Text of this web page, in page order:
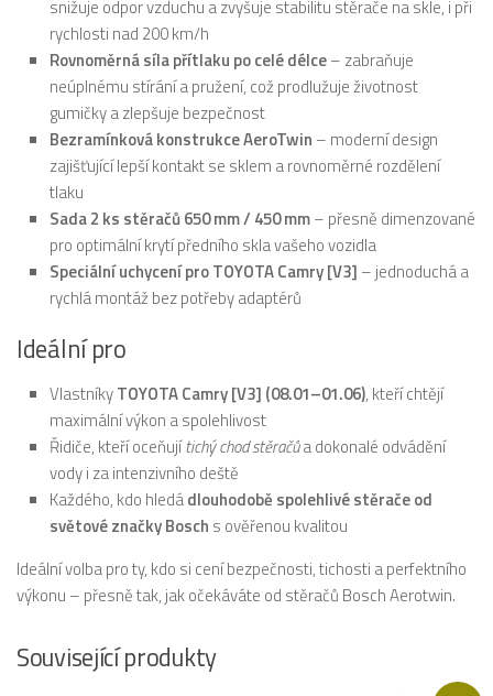
snižuje odpor vzduchu a zvyšuje stabilitu stěrače na skle, i při
rychlosti nad 200 km/h
Rovnoměrná síla přítlaku po celé délce– zabraňuje
neúplnému stírání a pružení, což prodlužuje životnost
gumičky a zlepšuje bezpečnost
Bezramínková konstrukce AeroTwin – moderní design
zajišťující lepší kontakt se sklem a rovnoměrné rozdělení
tlaku
Sada 2 ks stěračů 650 mm / 450 mm– přesně dimenzované
pro optimální krytí předního skla vašeho vozidla
Speciální uchycení pro TOYOTA Camry [V3] – jednoduchá a
rychlá montáž bez potřeby adaptérů
Ideální pro
VlastníkyTOYOTA Camry [V3] (08.01–01.06), kteří chtějí
maximální výkon a spolehlivost
Řidiče, kteří oceňujítichý chod stěračůa dokonalé odvádění
vody i za intenzivního deště
Každého, kdo hledádlouhodobě spolehlivé stěrače od
světové značky Bosch s ověřenou kvalitou
Ideální volba pro ty, kdo si cení bezpečnosti, tichosti a perfektního
výkonu – přesně tak, jak očekáváte od stěračů Bosch Aerotwin.
Související produkty